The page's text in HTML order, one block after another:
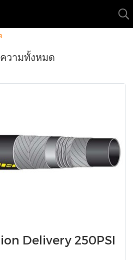
วามทั้งหมด
Delivery 250PSI